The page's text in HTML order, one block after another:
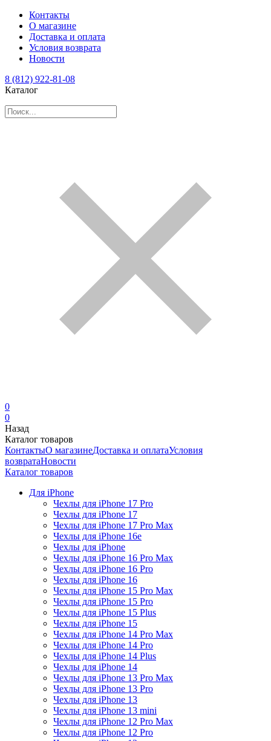
Контакты
О магазине
Доставка и оплата
Условия возврата
Новости
8 (812) 922-81-08
Каталог
0
0
Назад
Каталог товаров
КонтактыО магазинеДоставка и оплатаУсловия
возвратаНовости
Каталог товаров
Для iPhone
Чехлы для iPhone 17 Pro
Чехлы для iPhone 17
Чехлы для iPhone 17 Pro Max
Чехлы для iPhone 16e
Чехлы для iPhone
Чехлы для iPhone 16 Pro Max
Чехлы для iPhone 16 Pro
Чехлы для iPhone 16
Чехлы для iPhone 15 Pro Max
Чехлы для iPhone 15 Pro
Чехлы для iPhone 15 Plus
Чехлы для iPhone 15
Чехлы для iPhone 14 Pro Max
Чехлы для iPhone 14 Pro
Чехлы для iPhone 14 Plus
Чехлы для iPhone 14
Чехлы для iPhone 13 Pro Max
Чехлы для iPhone 13 Pro
Чехлы для iPhone 13
Чехлы для iPhone 13 mini
Чехлы для iPhone 12 Pro Max
Чехлы для iPhone 12 Pro